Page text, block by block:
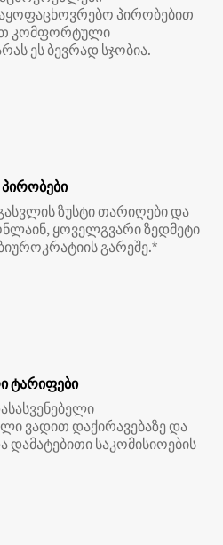
პირობებით
კომფორტული
ეს ბევრად სჯობია.
ზუსტი თარიღები და
ყოველგვარი ზედმეტი
გარეშე.*
ტარიფები
ვადით დაქირავებაზე და
საკომისიოების